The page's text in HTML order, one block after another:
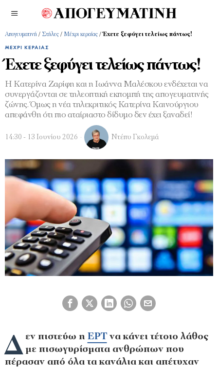
Απογευματινή / Στήλες / Μέχρι κεραίας /Έχετε ξεφύγει τελείως πάντως!
ΜΈΧΡΙ ΚΕΡΑΊΑΣ
Έχετε ξεφύγει τελείως πάντως!
Η Κατερίνα Ζαρίφη και η Ιωάννα Μαλέσκου ενδέχεται να
συνεργάζονται σε τηλεοπτική εκπομπή της απογευματινής
ζώνης. Όμως η νέα τηλεκριτικός Κατερίνα Καινούργιου
απεφάνθη ότι πιο αταίριαστο δίδυμο δεν έχει ξαναδεί!
14:30 - 13 Ιουνίου 2026 Ντέπυ Γκολεμά
Δ εν πιστεύω η ΕΡΤνα κάνει τέτοιο λάθος
με πισωγυρίσματα ανθρώπων που
πέρασαν από όλα τα κανάλια και απέτυχαν